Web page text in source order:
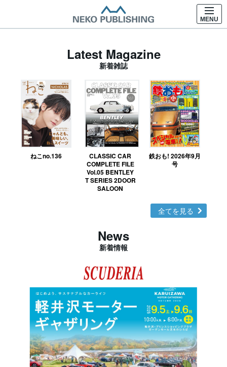
MENU
Latest Magazine
新着雑誌
ねこno.136
CLASSIC CAR
COMPLETE FILE
Vol.05 BENTLEY
T SERIES 2DOOR
SALOON
鉄おも! 2026年9月
号
全てを見る
News
新着情報